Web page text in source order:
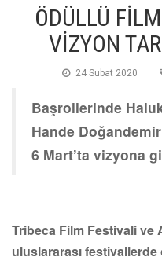
ÖDÜLLÜ
VİZYON
24 Subat 2020
Başrollerinde
Hande
6 Mart’ta vizyona
Tribeca Film Festivali ve
uluslararası